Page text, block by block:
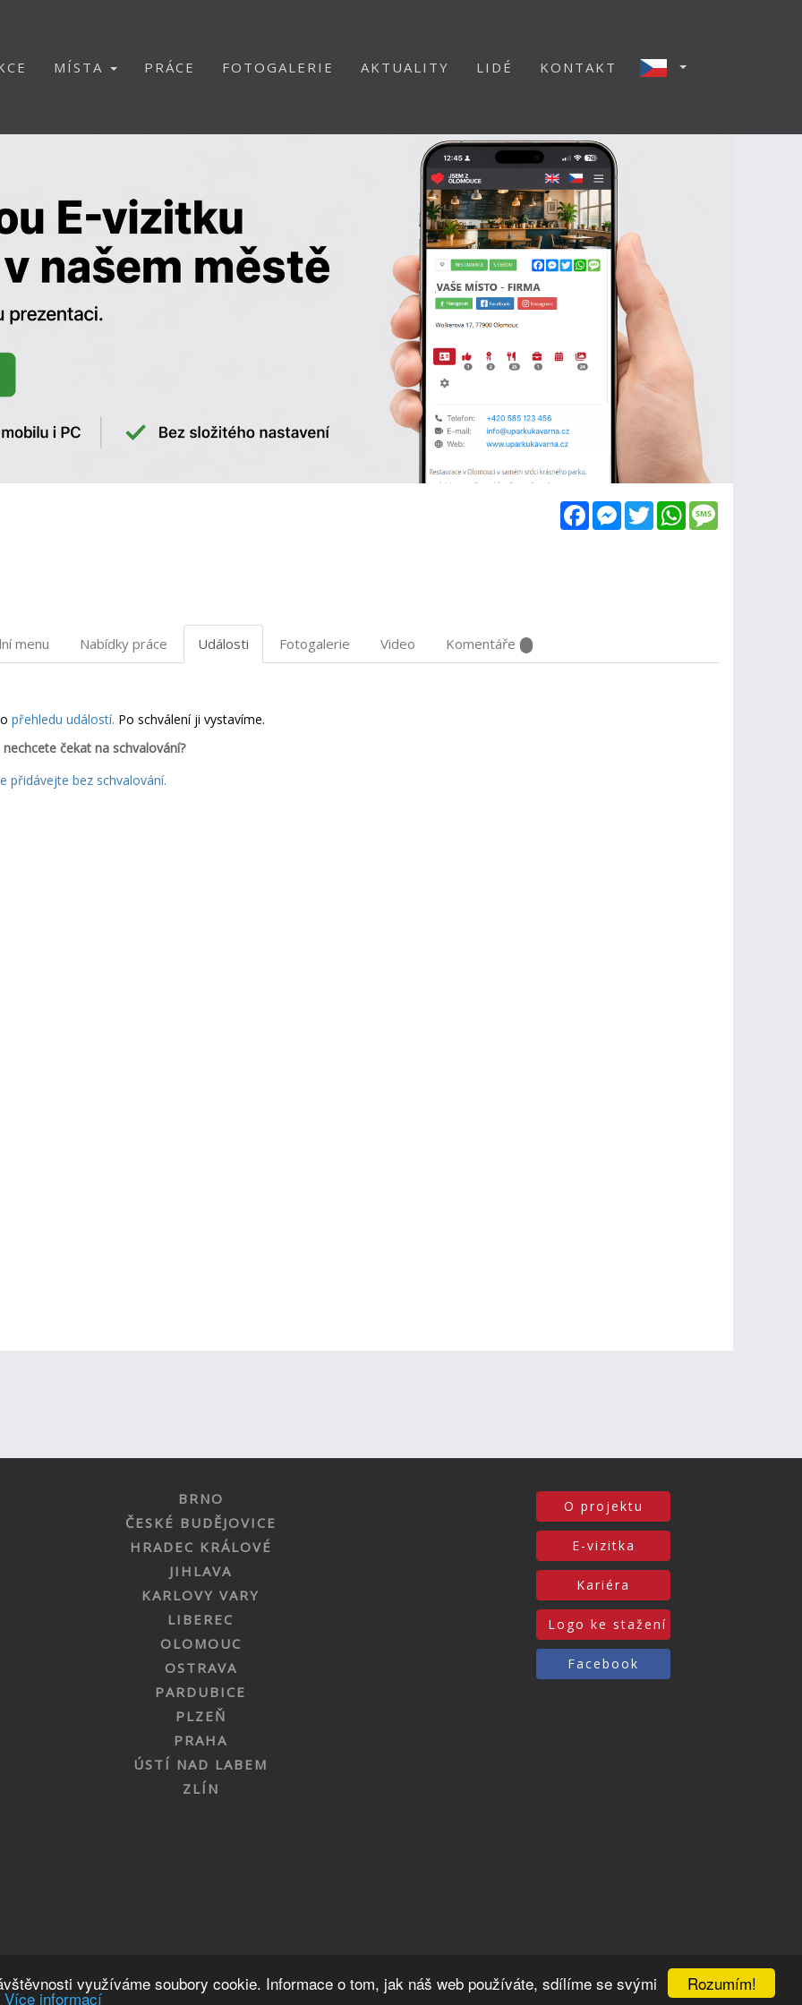
Rozumím!
využíváme soubory cookie. Informace o tom, jak náš web používáte, sdílíme se svými
Více informací
MÍSTA PRÁCE FOTOGALERIE AKTUALITY LIDÉ KONTAKT
FacebookMessenger
TwitterWhatsApp
menu Nabídky práce Události Fotogalerie Video Komentáře
přehledu událostí. Po schválení ji vystavíme.
čekat na schvalování?
přidávejte bez schvalování.
BRNO
ČESKÉ BUDĚJOVICE
HRADEC KRÁLOVÉ
JIHLAVA
KARLOVY VARY
LIBEREC
OLOMOUC
OSTRAVA
PARDUBICE
PLZEŇ
PRAHA
ÚSTÍ NAD LABEM
ZLÍN
O projektu
E-vizitka
Kariéra
Logo ke stažení
Facebook
Nahoru